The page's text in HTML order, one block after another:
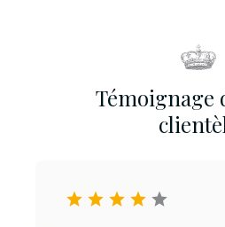
Témoignage
star star star star star